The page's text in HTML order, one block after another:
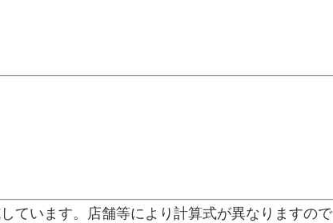
ています。店舗等により計算式が異なりますので